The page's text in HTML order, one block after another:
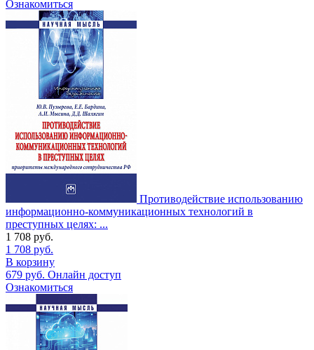
Ознакомиться
Противодействие использованию
информационно-коммуникационных технологий в
преступных целях: ...
1 708 руб.
1 708 руб.
В корзину
679 руб. Онлайн доступ
Ознакомиться